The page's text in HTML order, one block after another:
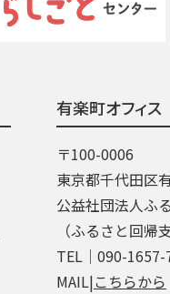
有楽町オフィス
〒100-0006
東京都千代田区
公益社団法人ふ
（ふるさと回帰
TEL│090-1657-
MAIL|こちらから